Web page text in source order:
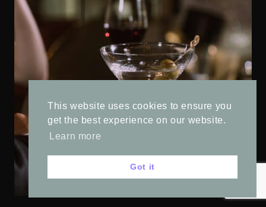
This website uses cookies to ensure you
get the best experience on our website.
Learn more
Got it